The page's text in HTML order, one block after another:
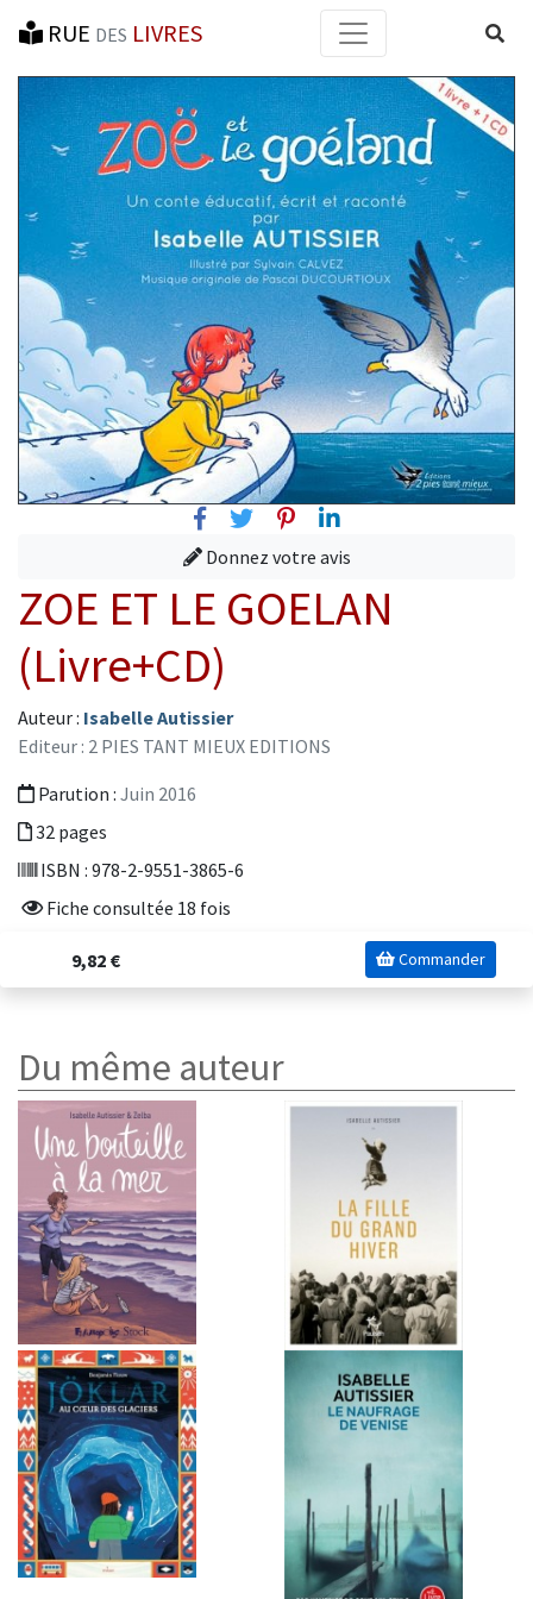
RUE DES LIVRES
FacebookTwitterPinterest
Linkedin
Donnez votre avis
ZOE ET LE GOELAN
(Livre+CD)
Auteur : Isabelle Autissier
Editeur : 2 PIES TANT MIEUX EDITIONS
Parution : Juin 2016
32 pages
ISBN : 978-2-9551-3865-6
Fiche consultée 18 fois
9,82 € Commander
Du même auteur